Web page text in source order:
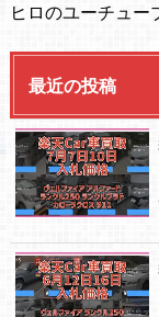
ヒロのユーチュー
最近の投稿